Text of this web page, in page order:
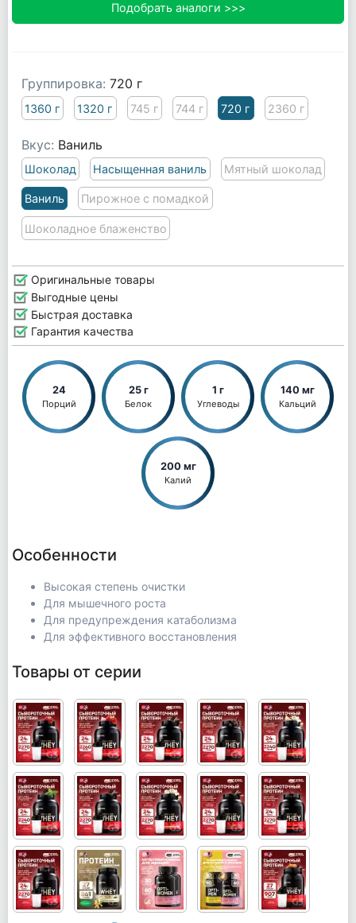
Подобрать аналоги >>>
Группировка: 720 г
1360 г 1320 г 745 г 744 г 720 г 2360 г
Вкус: Ваниль
Шоколад Насыщенная ваниль Мятный шоколад
Ваниль Пирожное с помадкой
Шоколадное блаженство
Оригинальные товары
Выгодные цены
Быстрая доставка
Гарантия качества
24
Порций
25 г
Белок
1 г
Углеводы
140 мг
Кальций
200 мг
Калий
Особенности
Высокая степень очистки
Для мышечного роста
Для предупреждения катаболизма
Для эффективного восстановления
Товары от серии